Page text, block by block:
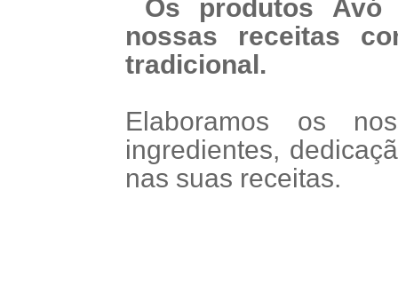
Os produtos
nossas receitas
tradicional.
Elaboramos os
ingredientes,
nas suas receitas.